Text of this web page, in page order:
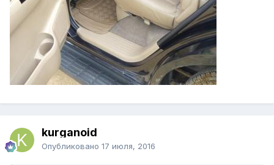
kurganoid
Опубликовано 17 июля, 2016